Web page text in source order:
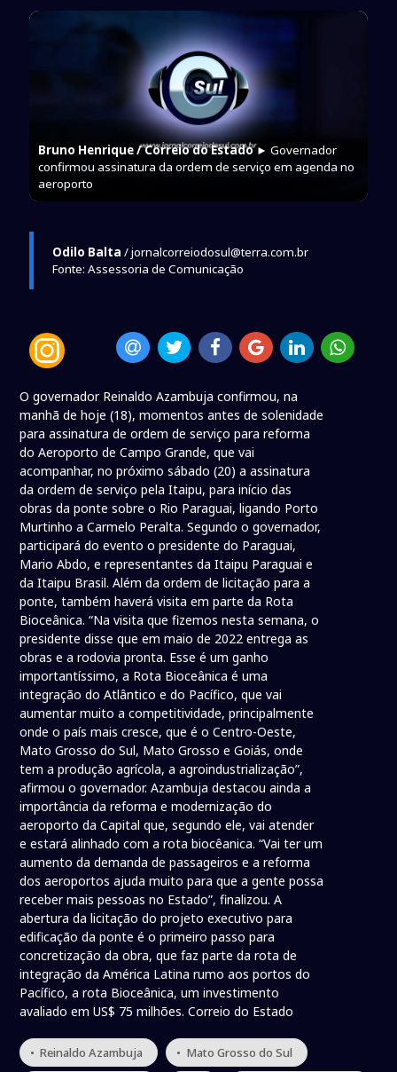
Bruno Henrique / Correio do Estado► Governador
confirmou assinatura da ordem de serviço em agenda no
aeroporto
Odilo Balta / jornalcorreiodosul@terra.com.br
Fonte: Assessoria de Comunicação
O governador Reinaldo Azambuja confirmou, na
manhã de hoje (18), momentos antes de solenidade
para assinatura de ordem de serviço para reforma
do Aeroporto de Campo Grande, que vai
acompanhar, no próximo sábado (20) a assinatura
da ordem de serviço pela Itaipu, para início das
obras da ponte sobre o Rio Paraguai, ligando Porto
Murtinho a Carmelo Peralta. Segundo o governador,
participará do evento o presidente do Paraguai,
Mario Abdo, e representantes da Itaipu Paraguai e
da Itaipu Brasil. Além da ordem de licitação para a
ponte, também haverá visita em parte da Rota
Bioceânica. “Na visita que fizemos nesta semana, o
presidente disse que em maio de 2022 entrega as
obras e a rodovia pronta. Esse é um ganho
importantíssimo, a Rota Bioceânica é uma
integração do Atlântico e do Pacífico, que vai
aumentar muito a competitividade, principalmente
onde o país mais cresce, que é o Centro-Oeste,
Mato Grosso do Sul, Mato Grosso e Goiás, onde
tem a produção agrícola, a agroindustrialização”,
afirmou o governador. Azambuja destacou ainda a
importância da reforma e modernização do
aeroporto da Capital que, segundo ele, vai atender
e estará alinhado com a rota biocêanica. “Vai ter um
aumento da demanda de passageiros e a reforma
dos aeroportos ajuda muito para que a gente possa
receber mais pessoas no Estado”, finalizou. A
abertura da licitação do projeto executivo para
edificação da ponte é o primeiro passo para
concretização da obra, que faz parte da rota de
integração da América Latina rumo aos portos do
Pacífico, a rota Bioceânica, um investimento
avaliado em US$ 75 milhões. Correio do Estado
• Reinaldo Azambuja • Mato Grosso do Sul